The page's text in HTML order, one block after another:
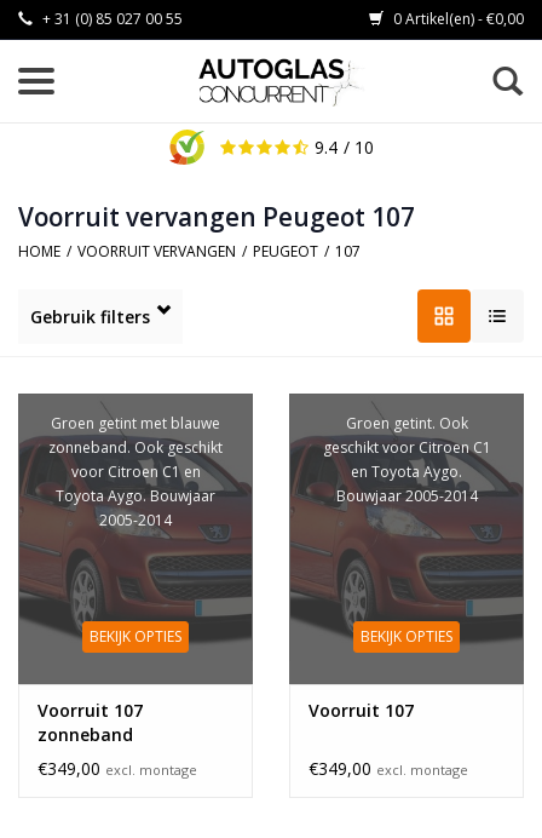
+ 31 (0) 85 027 00 55 0 Artikel(en) - €0,00
9.4 / 10
Voorruit vervangen Peugeot 107
HOME / VOORRUIT VERVANGEN / PEUGEOT / 107
Gebruik filters
Groen getint met blauwe
zonneband. Ook geschikt
voor Citroen C1 en
Toyota Aygo. Bouwjaar
2005-2014
BEKIJK OPTIES
Voorruit 107
zonneband
€349,00 excl. montage
Groen getint. Ook
geschikt voor Citroen C1
en Toyota Aygo.
Bouwjaar 2005-2014
BEKIJK OPTIES
Voorruit 107
€349,00 excl. montage